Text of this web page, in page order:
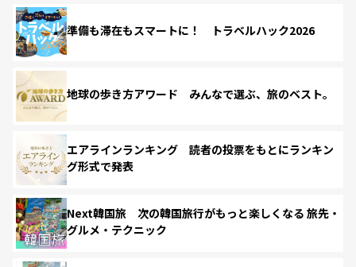
準備も滞在もスマートに！ トラベルハック2026
地球の歩き方アワード みんなで選ぶ、旅のベスト。
エアラインランキング 読者の投票をもとにランキン
グ形式で発表
Next韓国旅 次の韓国旅行がもっと楽しくなる 旅先・
グルメ・テクニック